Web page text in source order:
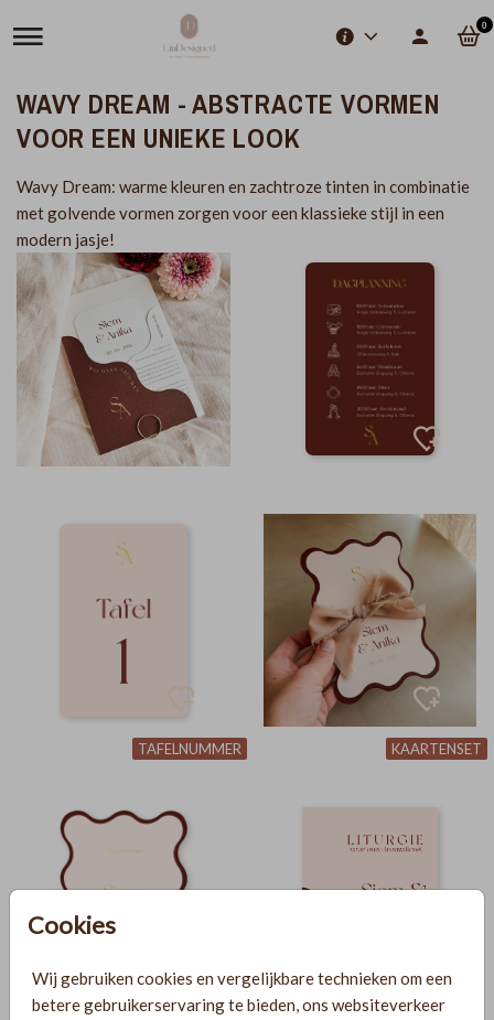
0
Cookies
Wij gebruiken cookies en vergelijkbare technieken om een
betere gebruikerservaring te bieden, ons websiteverkeer
WAVY DREAM - ABSTRACTE VORMEN
VOOR EEN UNIEKE LOOK
Wavy Dream: warme kleuren en zachtroze tinten in combinatie
met golvende vormen zorgen voor een klassieke stijl in een
modern jasje!
TAFELNUMMER KAARTENSET